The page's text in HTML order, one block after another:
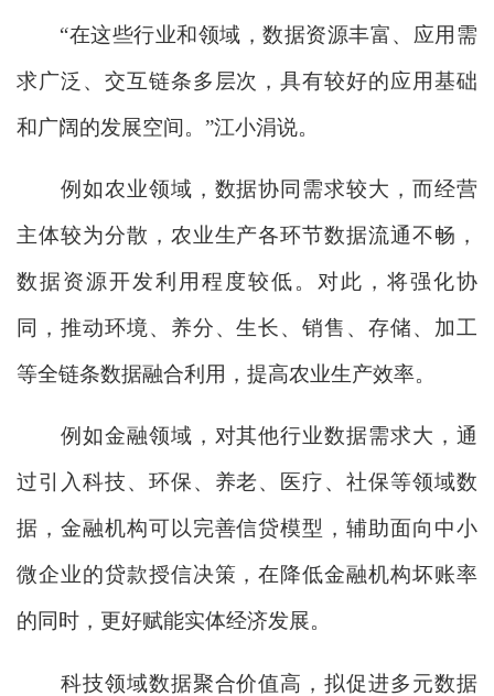
“在这些行业和领域，数据资源丰富、应用需
求广泛、交互链条多层次，具有较好的应用基础
和广阔的发展空间。”江小涓说。
例如农业领域，数据协同需求较大，而经营
主体较为分散，农业生产各环节数据流通不畅，
数据资源开发利用程度较低。对此，将强化协
同，推动环境、养分、生长、销售、存储、加工
等全链条数据融合利用，提高农业生产效率。
例如金融领域，对其他行业数据需求大，通
过引入科技、环保、养老、医疗、社保等领域数
据，金融机构可以完善信贷模型，辅助面向中小
微企业的贷款授信决策，在降低金融机构坏账率
的同时，更好赋能实体经济发展。
科技领域数据聚合价值高，拟促进多元数据